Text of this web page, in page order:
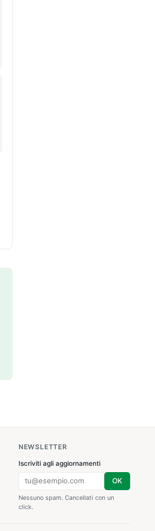
NEWSLETTER
Iscriviti agli aggiornamenti
OK
Nessuno spam. Cancellati con un
click.